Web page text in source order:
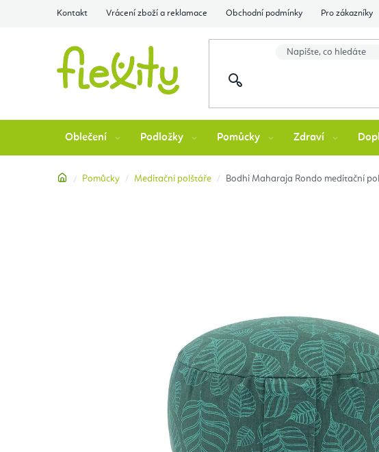
Kontakt Vrácení zboží a reklamace Obchodní podmínky Pro zákazníky
Oblečení Podložky Pomůcky Zdraví
DomůPomůcky Meditační polštáře Bodhi Maharaja Rondo meditační